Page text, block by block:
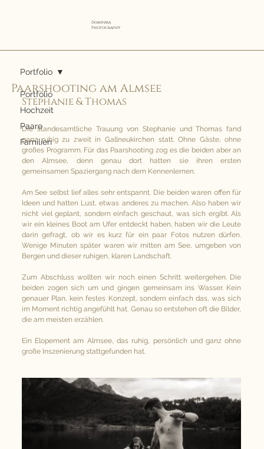
Dominika
Photography
Portfolio
Hochzeit
Paare
Familien
Portfolio
Paarshooting am Almsee
Stephanie & Thomas
Die standesamtliche Trauung von Stephanie und Thomas fand
ganz ruhig zu zweit in Gallneukirchen statt. Ohne Gäste, ohne
großes Programm. Für das Paarshooting zog es die beiden aber an
den Almsee, denn genau dort hatten sie ihren ersten
gemeinsamen Spaziergang nach dem Kennenlernen.
Am See selbst lief alles sehr entspannt. Die beiden waren offen für
Ideen und hatten Lust, etwas anderes zu machen. Also haben wir
nicht viel geplant, sondern einfach geschaut, was sich ergibt. Als
wir ein kleines Boot am Ufer entdeckt haben, haben wir die Leute
darin gefragt, ob wir es kurz für ein paar Fotos nutzen dürfen.
Wenige Minuten später waren wir mitten am See, umgeben von
Bergen und dieser ruhigen, klaren Landschaft.
Zum Abschluss wollten wir noch einen Schritt weitergehen. Die
beiden zogen sich um und gingen gemeinsam ins Wasser. Kein
genauer Plan, kein festes Konzept, sondern einfach das, was sich
im Moment richtig angefühlt hat. Genau so entstehen oft die Bilder,
die am meisten erzählen.
Ein Elopement am Almsee, das ruhig, persönlich und ganz ohne
große Inszenierung stattgefunden hat.